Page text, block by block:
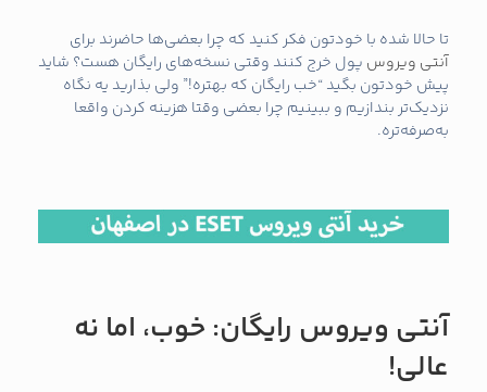
تا حالا شده با خودتون فکر کنید که چرا بعضی‌ها حاضرند برای
آنتی ویروس پول خرج کنند وقتی نسخه‌های رایگان هست؟ شاید
پیش خودتون بگید “خب رایگان که بهتره!” ولی بذارید یه نگاه
نزدیک‌تر بندازیم و ببینیم چرا بعضی وقتا هزینه کردن واقعا
به‌صرفه‌تره.
آنتی ویروس رایگان: خوب، اما نه
عالی!